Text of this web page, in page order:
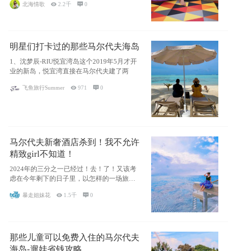
北海情歌 2.2千 0
明星们打卡过的那些马尔代夫海岛
1、沈梦辰-RIU悦宜湾岛这个2019年5月才开
业的新岛，悦宜湾直接在马尔代夫建了两
飞鱼旅行Summer 971 0
马尔代夫新奢酒店杀到！我不允许
精致girl不知道！
2024年的三分之一已经过！去！了！又该考
虑在今年剩下的日子里，以怎样的一场旅行
暴走姐妹花  1.5千 0
那些儿童可以免费入住的马尔代夫